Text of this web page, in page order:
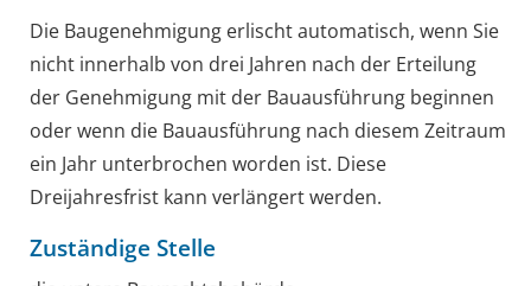
Die Baugenehmigung erlischtautomatisch, wenn Sie
nicht innerhalb von drei Jahren nach der Erteilung
der Genehmigung mit der Bauausführung beginnen
oder wenn die Bauausführung nach diesem Zeitraum
ein Jahr unterbrochen worden ist. Diese
Dreijahresfrist kann verlängert werden.
Zuständige Stelle